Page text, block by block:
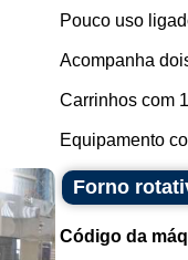
Pouco uso
Acompanha
Carrinhos com
Equipamento
Forno
Código da